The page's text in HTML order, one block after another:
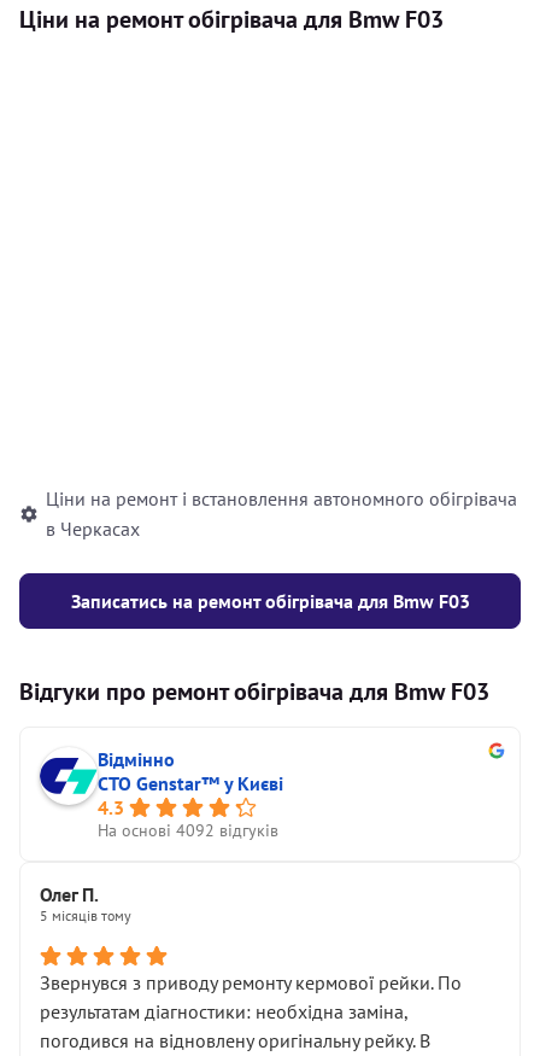
Ціни на ремонт обігрівача для Bmw F03
Ціни на ремонт і встановлення автономного обігрівача
в Черкасах
Записатись на ремонт обігрівача для Bmw F03
Відгуки про ремонт обігрівача для Bmw F03
Відмінно
СТО Genstar™ у Києві
4.3
На основі 4092 відгуків
Олег П.
5 місяців тому
Звернувся з приводу ремонту кермової рейки. По
результатам діагностики: необхідна заміна,
погодився на відновлену оригінальну рейку. В